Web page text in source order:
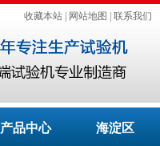
收藏本站 网站地图 联系我们
产品中心 海淀区